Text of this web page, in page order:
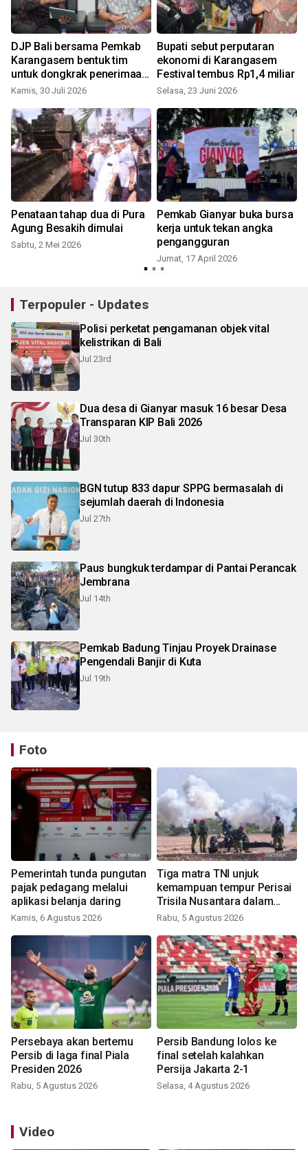
DJP Bali bersama Pemkab
Karangasem bentuk tim
untuk dongkrak penerimaan
pajak
Kamis, 30 Juli 2026
Bupati sebut perputaran
ekonomi di Karangasem
Festival tembus Rp1,4 miliar
Selasa, 23 Juni 2026
Penataan tahap dua di Pura
Agung Besakih dimulai
Sabtu, 2 Mei 2026
Pemkab Gianyar buka bursa
kerja untuk tekan angka
pengangguran
Jumat, 17 April 2026
Terpopuler - Updates
Polisi perketat pengamanan objek vital
kelistrikan di Bali
Jul 23rd
Dua desa di Gianyar masuk 16 besar Desa
Transparan KIP Bali 2026
Jul 30th
BGN tutup 833 dapur SPPG bermasalah di
sejumlah daerah di Indonesia
Jul 27th
Paus bungkuk terdampar di Pantai Perancak
Jembrana
Jul 14th
Pemkab Badung Tinjau Proyek Drainase
Pengendali Banjir di Kuta
Jul 19th
Foto
Pemerintah tunda pungutan
pajak pedagang melalui
aplikasi belanja daring
Kamis, 6 Agustus 2026
Tiga matra TNI unjuk
kemampuan tempur Perisai
Trisila Nusantara dalam
latihan di Kepri
Rabu, 5 Agustus 2026
Persebaya akan bertemu
Persib di laga final Piala
Presiden 2026
Rabu, 5 Agustus 2026
Persib Bandung lolos ke
final setelah kalahkan
Persija Jakarta 2-1
Selasa, 4 Agustus 2026
Video